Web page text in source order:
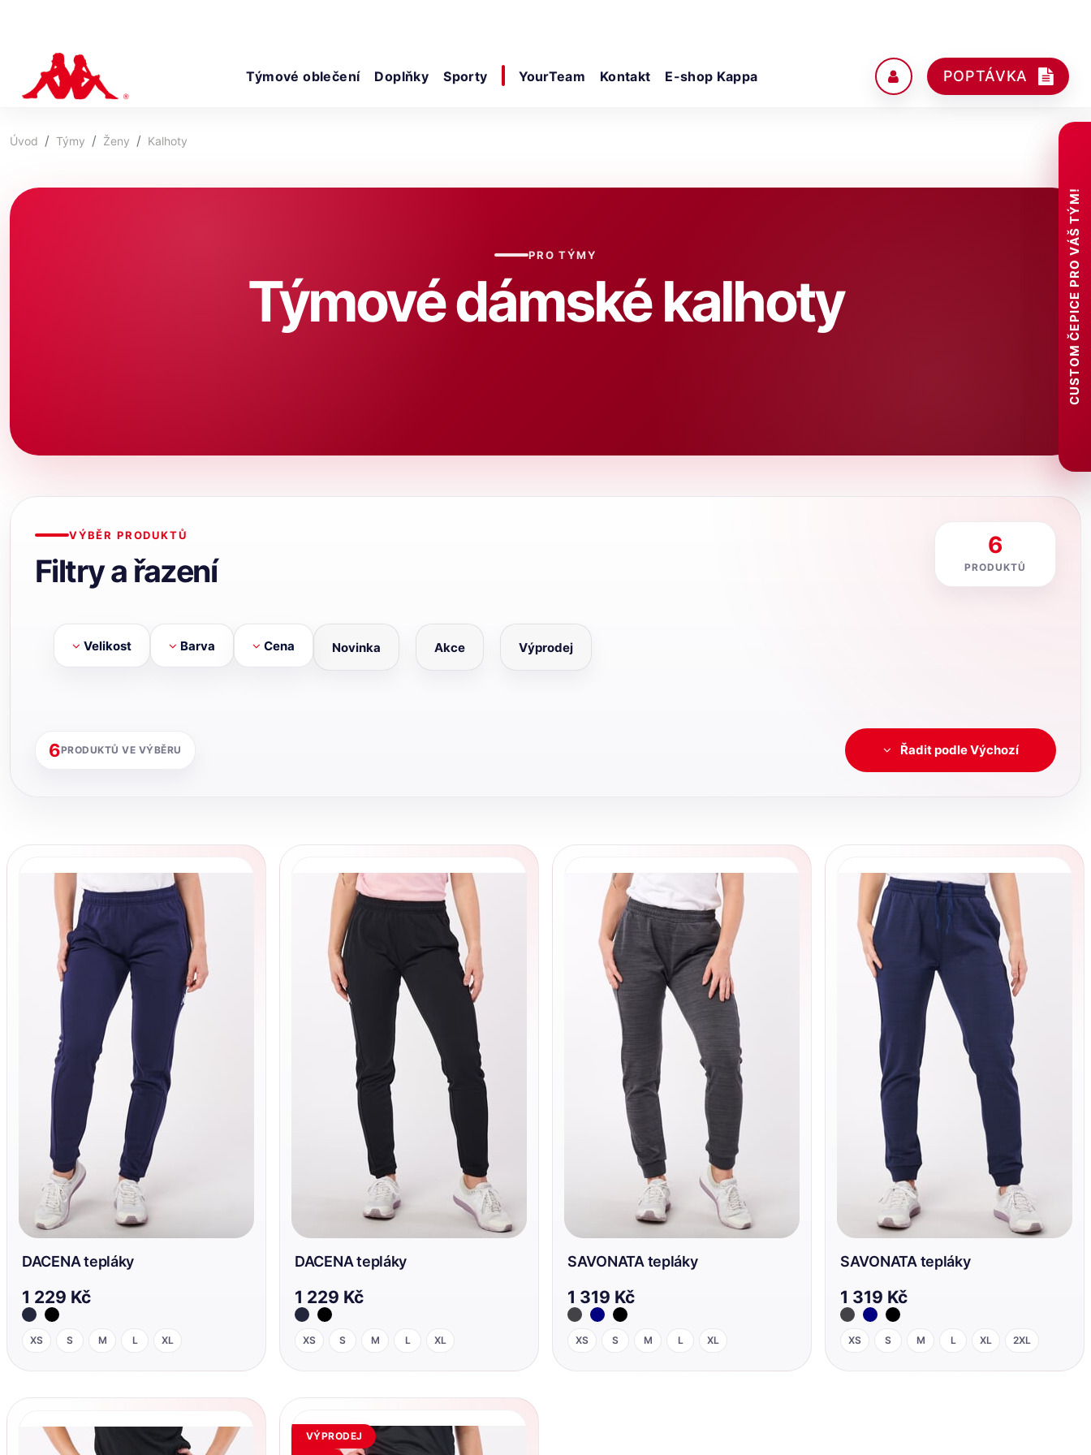
Týmové oblečení Doplňky Sporty YourTeam Kontakt E-shop Kappa POPTÁVKA
CUSTOM ČEPICE PRO VÁŠ TÝM!
Úvod Týmy Ženy Kalhoty
PRO TÝMY
Týmové dámské kalhoty
VÝBĚR PRODUKTŮ
Filtry a řazení
6
PRODUKTŮ
Velikost Barva Cena Novinka Akce Výprodej
6PRODUKTŮ VE VÝBĚRU Řadit podle Výchozí
DACENA tepláky
1 229 Kč
XS S M L XL
DACENA tepláky
1 229 Kč
XS S M L XL
SAVONATA tepláky
1 319 Kč
XS S M L XL
SAVONATA tepláky
1 319 Kč
XS S M L XL 2XL
VÝPRODEJ